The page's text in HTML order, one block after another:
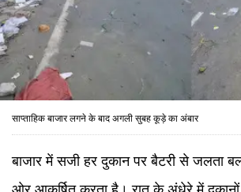
साप्ताहिक बाजार लगने के बाद अगली सुबह कूड़े का अंबार
बाजार में सजी हर दुकान पर बैटरी से जलता